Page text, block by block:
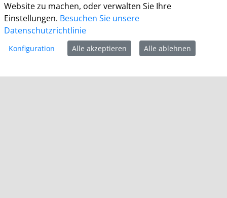
Ein Besuch des Bürgerbüros ist generell nur mit
Terminvereinbarung möglich. Termine können unter
termine.grevenbroich.de
Dokumentabholungen ist keine Terminvereinbarung
notwendig.
Für einzelne Dienststellen gelten abweichende
Website zu machen, oder verwalten Sie Ihre
Einstellungen. Besuchen Sie unsere
Datenschutzrichtlinie
Konfiguration Alle akzeptieren Alle ablehnen